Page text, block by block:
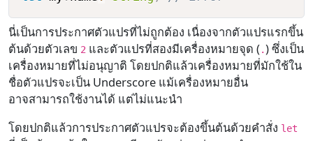
นี่เป็นการประกาศตัวแปรที่ไม่ถูกต้อง เนื่องจากตัวแปรแรกขึ้น
ต้นด้วยตัวเลข 2 และตัวแปรที่สองมีเครื่องหมายจุด (. ) ซึ่งเป็น
เครื่องหมายที่ไม่อนุญาติ โดยปกติแล้วเครื่องหมายที่มักใช้ใน
ชื่อตัวแปรจะเป็น Underscore แม้เครื่องหมายอื่น
อาจสามารถใช้งานได้ แต่ไม่แนะนำ
โดยปกติแล้วการประกาศตัวแปรจะต้องขึ้นต้นด้วยคำสั่ง let